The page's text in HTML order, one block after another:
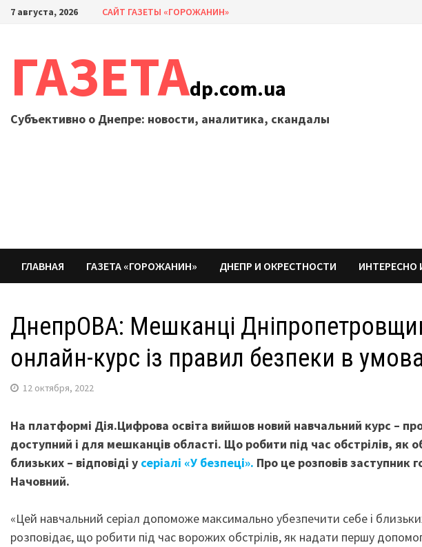
Перейти
7 августа, 2026 САЙТ ГАЗЕТЫ «ГОРОЖАНИН»
ГАЗЕТАdp.com.ua
Субъективно о Днепре: новости, аналитика, скандалы
ГЛАВНАЯ ГАЗЕТА «ГОРОЖАНИН» ДНЕПР И ОКРЕСТНОСТИ ИНТЕРЕСНО
ДнепрОВА: Мешканці
онлайн-курс із правил безпеки в
12 октября, 2022
На платформі Дія.Цифрова освіта вийшов новий навчальний курс –
доступний і для мешканців області. Що робити під час обстрілів, як
близьких – відповіді у серіалі «У безпеці». Про це розповів заступник
Начовний.
«Цей навчальний серіал допоможе максимально убезпечити себе і
розповідає, що робити під час ворожих обстрілів, як надати першу